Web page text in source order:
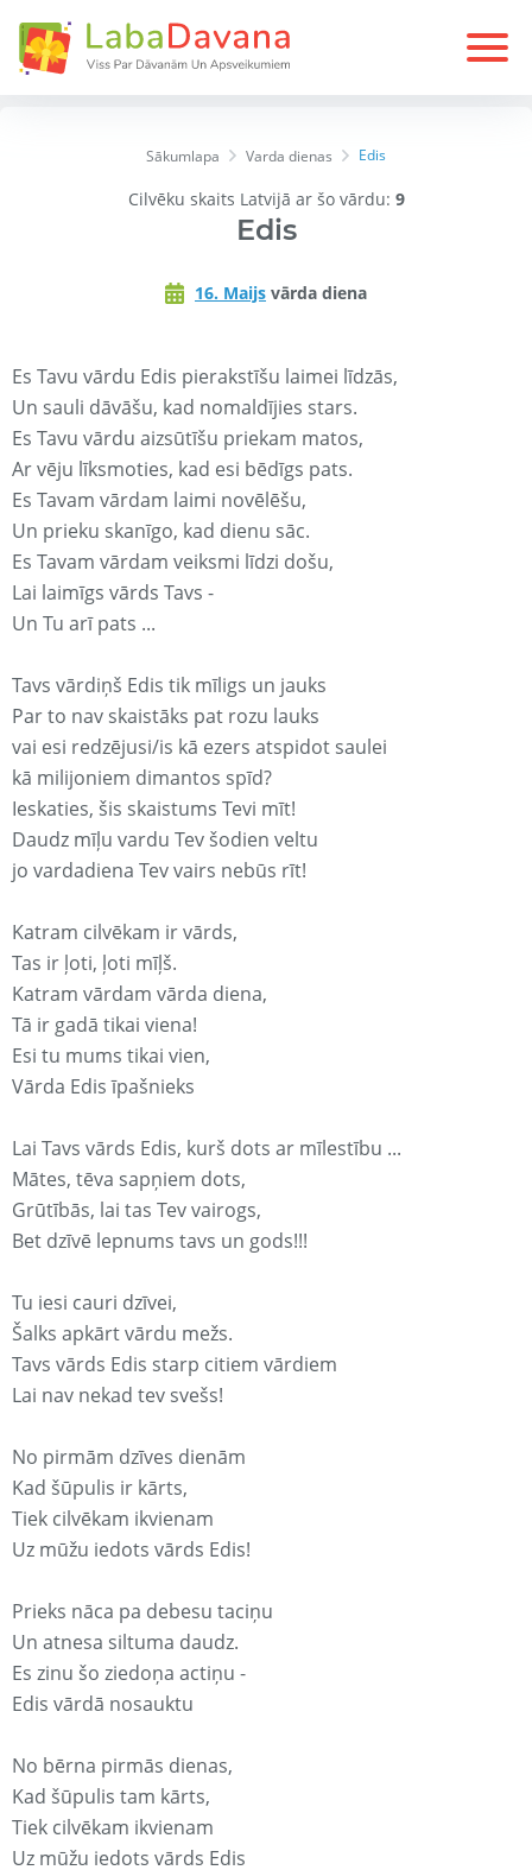
Sākumlapa Varda dienas Edis
Cilvēku skaits Latvijā ar šo vārdu: 9
Edis
16. Maijs vārda diena
Es Tavu vārdu Edis pierakstīšu laimei līdzās,
Un sauli dāvāšu, kad nomaldījies stars.
Es Tavu vārdu aizsūtīšu priekam matos,
Ar vēju līksmoties, kad esi bēdīgs pats.
Es Tavam vārdam laimi novēlēšu,
Un prieku skanīgo, kad dienu sāc.
Es Tavam vārdam veiksmi līdzi došu,
Lai laimīgs vārds Tavs -
Un Tu arī pats ...
Tavs vārdiņš Edis tik mīligs un jauks
Par to nav skaistāks pat rozu lauks
vai esi redzējusi/is kā ezers atspidot saulei
kā milijoniem dimantos spīd?
Ieskaties, šis skaistums Tevi mīt!
Daudz mīļu vardu Tev šodien veltu
jo vardadiena Tev vairs nebūs rīt!
Katram cilvēkam ir vārds,
Tas ir ļoti, ļoti mīļš.
Katram vārdam vārda diena,
Tā ir gadā tikai viena!
Esi tu mums tikai vien,
Vārda Edis īpašnieks
Lai Tavs vārds Edis, kurš dots ar mīlestību ...
Mātes, tēva sapņiem dots,
Grūtībās, lai tas Tev vairogs,
Bet dzīvē lepnums tavs un gods!!!
Tu iesi cauri dzīvei,
Šalks apkārt vārdu mežs.
Tavs vārds Edis starp citiem vārdiem
Lai nav nekad tev svešs!
No pirmām dzīves dienām
Kad šūpulis ir kārts,
Tiek cilvēkam ikvienam
Uz mūžu iedots vārds Edis!
Prieks nāca pa debesu taciņu
Un atnesa siltuma daudz.
Es zinu šo ziedoņa actiņu -
Edis vārdā nosauktu
No bērna pirmās dienas,
Kad šūpulis tam kārts,
Tiek cilvēkam ikvienam
Uz mūžu iedots vārds Edis